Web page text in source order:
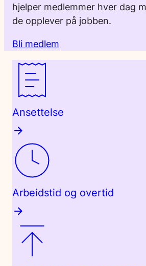
hjelper medlemmer hver dag
de opplever på jobben.
Bli medlem
Ansettelse
Arbeidstid og overtid